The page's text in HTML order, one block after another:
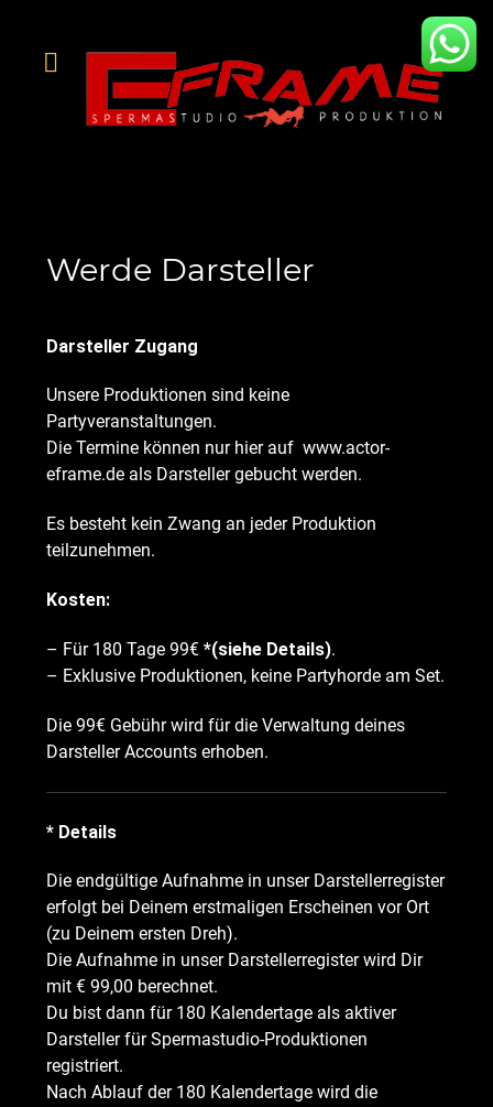
Werde Darsteller
Darsteller Zugang
Unsere Produktionen sind keine
Partyveranstaltungen.
Die Termine können nur hier auf www.actor-
eframe.de als Darsteller gebucht werden.
Es besteht kein Zwang an jeder Produktion
teilzunehmen.
Kosten:
– Für 180 Tage 99€ *(siehe Details).
– Exklusive Produktionen, keine Partyhorde am Set.
Die 99€ Gebühr wird für die Verwaltung deines
Darsteller Accounts erhoben.
* Details
Die endgültige Aufnahme in unser Darstellerregister
erfolgt bei Deinem erstmaligen Erscheinen vor Ort
(zu Deinem ersten Dreh).
Die Aufnahme in unser Darstellerregister wird Dir
mit € 99,00 berechnet.
Du bist dann für 180 Kalendertage als aktiver
Darsteller für Spermastudio-Produktionen
registriert.
Nach Ablauf der 180 Kalendertage wird die